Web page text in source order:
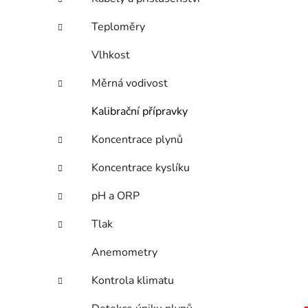
í
n
e
Teploměry
Vlhkost
Měrná vodivost
Kalibrační přípravky
Koncentrace plynů
Koncentrace kyslíku
pH a ORP
Tlak
Anemometry
Kontrola klimatu